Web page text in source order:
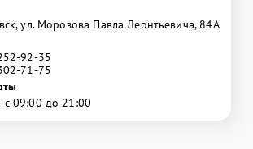
ул. Морозова Павла Леонтьевича, 84А
92-35
71-75
с 09:00 до 21:00